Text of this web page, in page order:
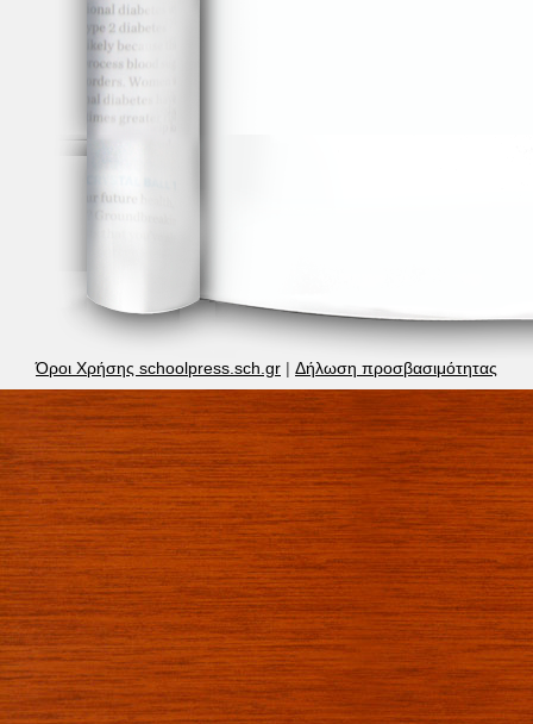
Όροι Χρήσης schoolpress.sch.gr | Δήλωση προσβασιμότητας